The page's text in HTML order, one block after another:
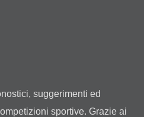
suggerimenti ed
sportive. Grazie ai